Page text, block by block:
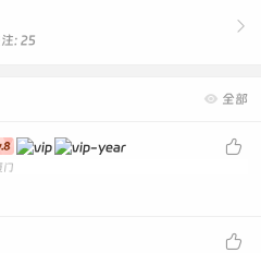

: 25
 全部

门
